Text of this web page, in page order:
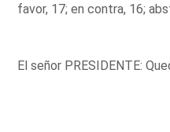
favor, 17; en contra, 16;
El señor PRESIDENTE: